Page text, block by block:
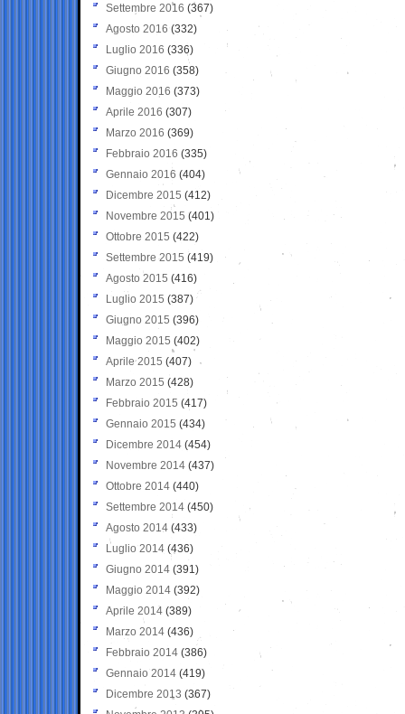
Settembre 2016 (367)
Agosto 2016 (332)
Luglio 2016 (336)
Giugno 2016 (358)
Maggio 2016 (373)
Aprile 2016 (307)
Marzo 2016 (369)
Febbraio 2016 (335)
Gennaio 2016 (404)
Dicembre 2015 (412)
Novembre 2015 (401)
Ottobre 2015 (422)
Settembre 2015 (419)
Agosto 2015 (416)
Luglio 2015 (387)
Giugno 2015 (396)
Maggio 2015 (402)
Aprile 2015 (407)
Marzo 2015 (428)
Febbraio 2015 (417)
Gennaio 2015 (434)
Dicembre 2014 (454)
Novembre 2014 (437)
Ottobre 2014 (440)
Settembre 2014 (450)
Agosto 2014 (433)
Luglio 2014 (436)
Giugno 2014 (391)
Maggio 2014 (392)
Aprile 2014 (389)
Marzo 2014 (436)
Febbraio 2014 (386)
Gennaio 2014 (419)
Dicembre 2013 (367)